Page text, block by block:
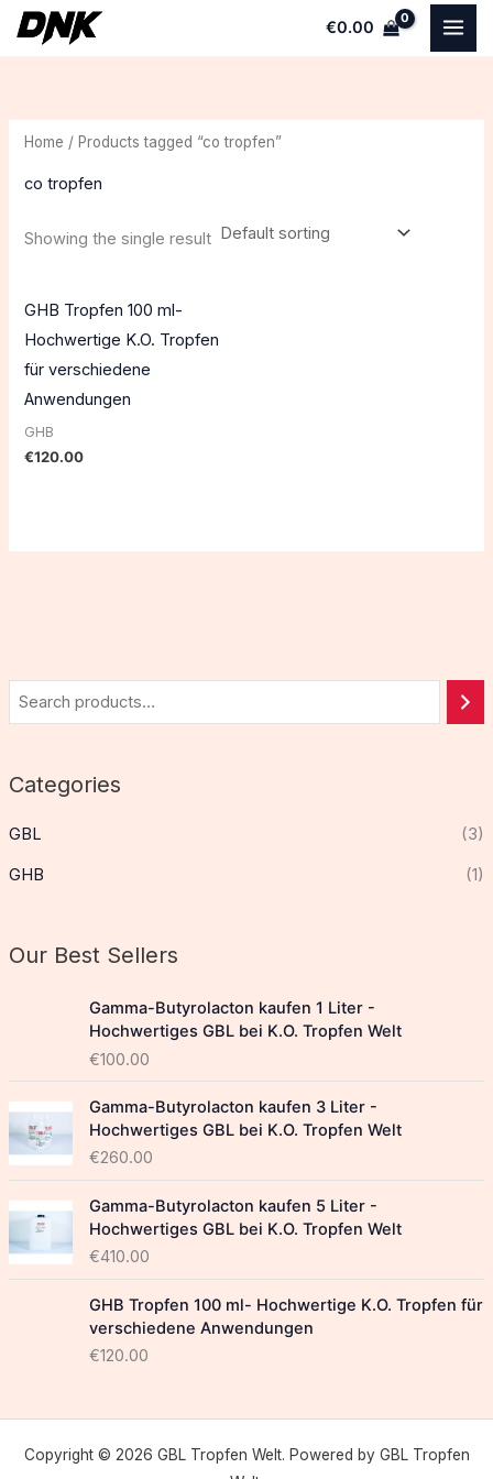
Skip
€0.00
Categories
GBL (3)
GHB (1)
Our Best Sellers
Gamma-Butyrolacton kaufen 1 Liter -
Hochwertiges GBL bei K.O. Tropfen Welt
€100.00
Gamma-Butyrolacton kaufen 3 Liter -
Hochwertiges GBL bei K.O. Tropfen Welt
€260.00
Gamma-Butyrolacton kaufen 5 Liter -
Hochwertiges GBL bei K.O. Tropfen Welt
€410.00
GHB Tropfen 100 ml- Hochwertige K.O. Tropfen für
verschiedene Anwendungen
€120.00
Home / Products tagged “co tropfen”
co tropfen
Showing the single result
GHB Tropfen 100 ml-
Hochwertige K.O. Tropfen
für verschiedene
Anwendungen
GHB
€120.00
Copyright © 2026 GBL Tropfen Welt. Powered by GBL Tropfen